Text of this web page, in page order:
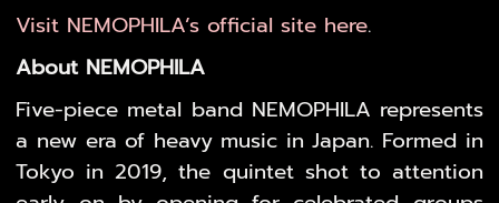
Visit NEMOPHILA’s official site here.
About NEMOPHILA
Five-piece metal band NEMOPHILA represents
a new era of heavy music in Japan. Formed in
Tokyo in 2019, the quintet shot to attention